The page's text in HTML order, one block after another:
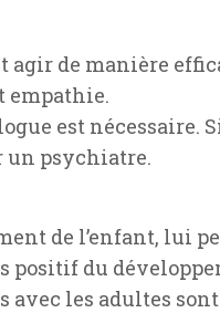
de manière
empathie.
est nécessaire.
un psychiatre.
de l’enfant,
positif du
avec les adultes